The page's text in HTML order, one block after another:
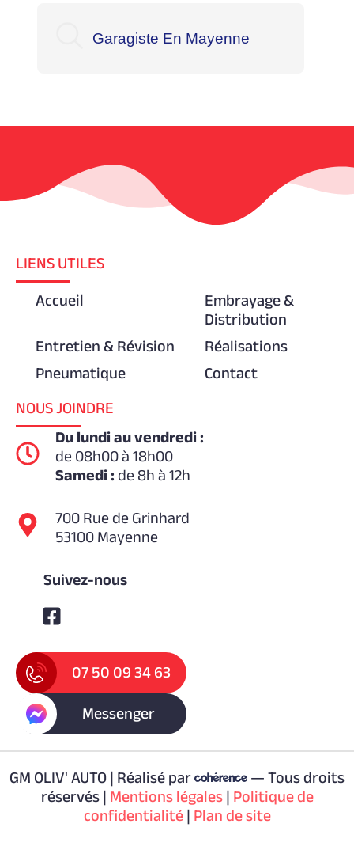
Garagiste En Mayenne
LIENS UTILES
Accueil
Embrayage &
Distribution
Entretien & Révision
Réalisations
Pneumatique
Contact
NOUS JOINDRE
Du lundi au vendredi :
de 08h00 à 18h00
Samedi : de 8h à 12h
700 Rue de Grinhard
53100 Mayenne
Suivez-nous
07 50 09 34 63
Messenger
GM OLIV' AUTO | Réalisé par
— Tous droits
réservés | Mentions légales| Politique de
confidentialité| Plan de site